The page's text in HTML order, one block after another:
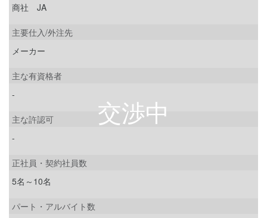
商社 JA
主要仕入/外注先
メーカー
主な有資格者
-
主な許認可
-
正社員・契約社員数
5名～10名
パート・アルバイト数